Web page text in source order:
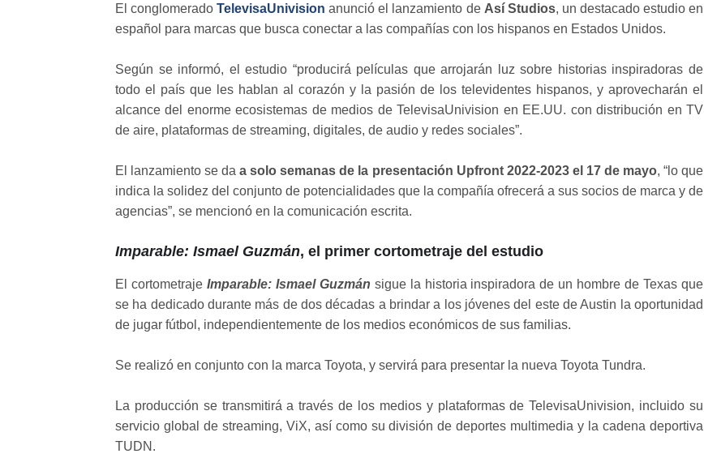
El conglomeradoTelevisaUnivision anunció el lanzamiento de Así Studios, un destacado estudio en
español para marcas que busca conectar a las compañías con los hispanos en Estados Unidos.
Según se informó, el estudio “producirá películas que arrojarán luz sobre historias inspiradoras de
todo el país que les hablan al corazón y la pasión de los televidentes hispanos, y aprovecharán el
alcance del enorme ecosistemas de medios de TelevisaUnivision en EE.UU. con distribución en TV
de aire, plataformas de streaming, digitales, de audio y redes sociales”.
El lanzamiento se daa solo semanas de la presentación Upfront 2022-2023 el 17 de mayo, “lo que
indica la solidez del conjunto de potencialidades que la compañía ofrecerá a sus socios de marca y de
agencias”, se mencionó en la comunicación escrita.
Imparable: Ismael Guzmán, el primer cortometraje del estudio
El cortometraje Imparable: Ismael Guzmán sigue la historia inspiradora de un hombre de Texas que
se ha dedicado durante más de dos décadas a brindar a los jóvenes del este de Austin la oportunidad
de jugar fútbol, independientemente de los medios económicos de sus familias.
Se realizó en conjunto con la marca Toyota, y servirá para presentar la nueva Toyota Tundra.
La producción se transmitirá a través de los medios y plataformas de TelevisaUnivision, incluido su
servicio global de streaming, ViX, así como su división de deportes multimedia y la cadena deportiva
TUDN.